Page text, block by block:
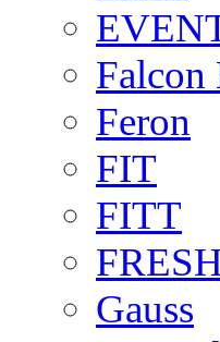
Falcon
Feron
FIT
FITT
Gauss